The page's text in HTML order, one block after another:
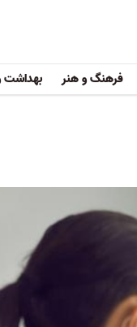
فرهنگ و هنر بهداشت